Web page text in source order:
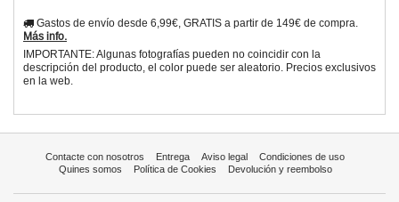
Gastos de envío desde 6,99€, GRATIS a partir de 149€ de compra.
Más info.
IMPORTANTE: Algunas fotografías pueden no coincidir con la
descripción del producto, el color puede ser aleatorio. Precios exclusivos
en la web.
Contacte con nosotros Entrega Aviso legal
Condiciones de uso
Quines somos
Política de Cookies Devolución y reembolso